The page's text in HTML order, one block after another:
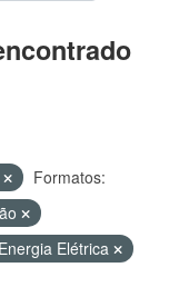
Formatos:
Elétrica